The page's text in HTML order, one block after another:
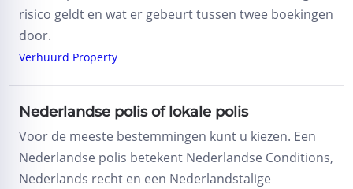
risico geldt en wat er gebeurt tussen twee boekingen
door.
Verhuurd Property
Nederlandse polis of lokale polis
Voor de meeste bestemmingen kunt u kiezen. Een
Nederlandse polis betekent Nederlandse Conditions,
Nederlands recht en een Nederlandstalige